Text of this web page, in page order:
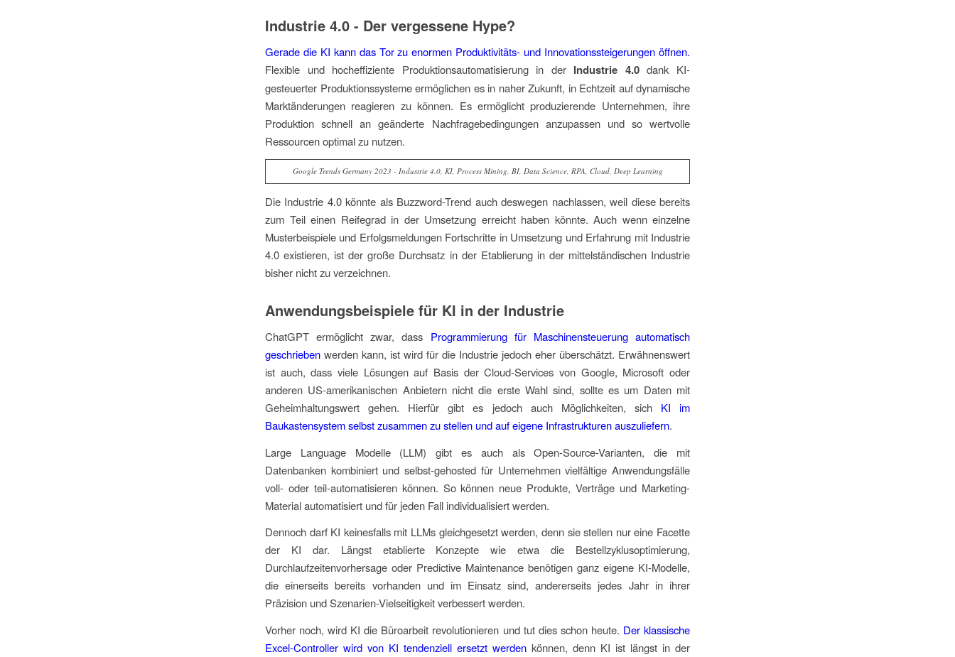
Industrie 4.0 - Der vergessene Hype?
Gerade die KI kann das Tor zu enormen Produktivitäts- und Innovationssteigerungen öffnen.
Flexible und hocheffiziente Produktionsautomatisierung in der Industrie 4.0dank KI-
gesteuerter Produktionssysteme ermöglichen es in naher Zukunft, in Echtzeit auf dynamische
Marktänderungen reagieren zu können. Es ermöglicht produzierende Unternehmen, ihre
Produktion schnell an geänderte Nachfragebedingungen anzupassen und so wertvolle
Ressourcen optimal zu nutzen.
Google Trends Germany 2023 - Industrie 4.0, KI, Process Mining, BI, Data Science, RPA, Cloud, Deep Learning
Die Industrie 4.0 könnte als Buzzword-Trend auch deswegen nachlassen, weil diese bereits
zum Teil einen Reifegrad in der Umsetzung erreicht haben könnte. Auch wenn einzelne
Musterbeispiele und Erfolgsmeldungen Fortschritte in Umsetzung und Erfahrung mit Industrie
4.0 existieren, ist der große Durchsatz in der Etablierung in der mittelständischen Industrie
bisher nicht zu verzeichnen.
Anwendungsbeispiele für KI in der Industrie
ChatGPT ermöglicht zwar, dass Programmierung für Maschinensteuerung automatisch
geschrieben werden kann, ist wird für die Industrie jedoch eher überschätzt. Erwähnenswert
ist auch, dass viele Lösungen auf Basis der Cloud-Services von Google, Microsoft oder
anderen US-amerikanischen Anbietern nicht die erste Wahl sind, sollte es um Daten mit
Geheimhaltungswert gehen. Hierfür gibt es jedoch auch Möglichkeiten, sich KI im
Baukastensystem selbst zusammen zu stellen und auf eigene Infrastrukturen auszuliefern.
Large Language Modelle (LLM) gibt es auch als Open-Source-Varianten, die mit
Datenbanken kombiniert und selbst-gehosted für Unternehmen vielfältige Anwendungsfälle
voll- oder teil-automatisieren können. So können neue Produkte, Verträge und Marketing-
Material automatisiert und für jeden Fall individualisiert werden.
Dennoch darf KI keinesfalls mit LLMs gleichgesetzt werden, denn sie stellen nur eine Facette
der KI dar. Längst etablierte Konzepte wie etwa die Bestellzyklusoptimierung,
Durchlaufzeitenvorhersage oder Predictive Maintenance benötigen ganz eigene KI-Modelle,
die einerseits bereits vorhanden und im Einsatz sind, andererseits jedes Jahr in ihrer
Präzision und Szenarien-Vielseitigkeit verbessert werden.
Vorher noch, wird KI die Büroarbeit revolutionieren und tut dies schon heute. Der klassische
Excel-Controller wird von KI tendenziell ersetzt werden können, denn KI ist längst in der